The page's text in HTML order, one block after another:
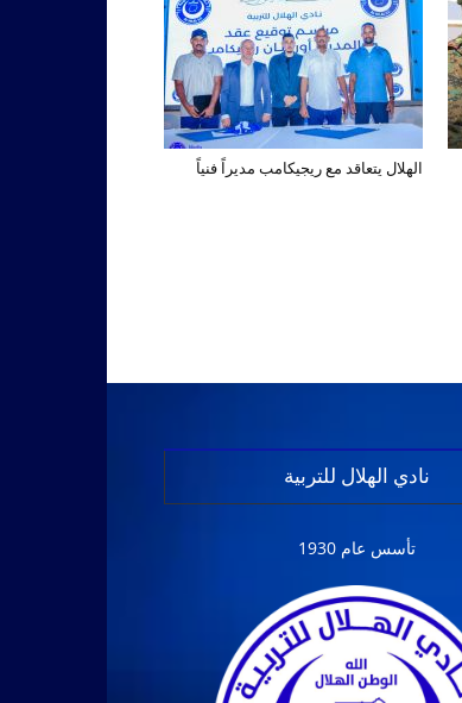
الهلال يتعاقد مع ريجيكامب مديراً فنياً
نادي الهلال للتربية
تأسس عام 1930